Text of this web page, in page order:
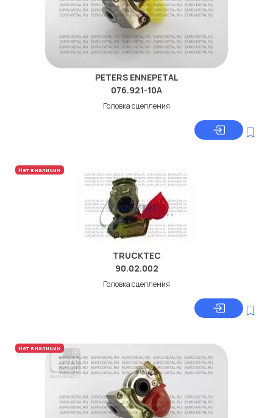
PETERS ENNEPETAL
076.921-10A
Головка сцепления
Нет в наличии
TRUCKTEC
90.02.002
Головка сцепления
Нет в наличии